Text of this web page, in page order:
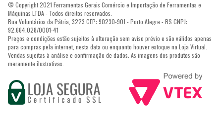
© Copyright 2021 Ferramentas Gerais Comércio e Importação de Ferramentas e
Máquinas LTDA - Todos direitos reservados.
Rua Voluntários da Pátria, 3223 CEP: 90230-901 - Porto Alegre - RS CNPJ:
92.664.028/0001-41
Preços e condições estão sujeitos à alteração sem aviso prévio e são válidos apenas
para compras pela internet, nesta data ou enquanto houver estoque na Loja Virtual.
Vendas sujeitas à análise e confirmação de dados. As imagens dos produtos são
meramente ilustrativas.